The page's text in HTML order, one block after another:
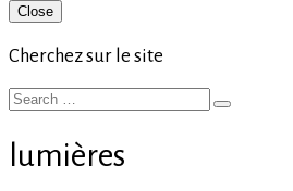
Primary
Sidebar
Close
Cherchez sur le site
Search
Search
lumières